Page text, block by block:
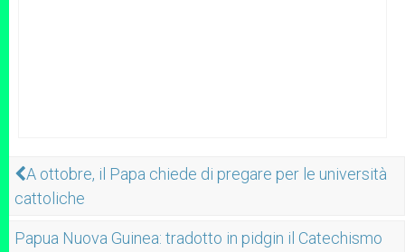
A ottobre, il Papa chiede di pregare per le università
cattoliche
Papua Nuova Guinea: tradotto in pidgin il Catechismo